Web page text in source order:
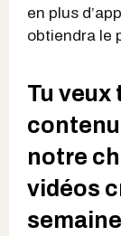
en plus
obtiendra le
Tu veux
contenu
notre
vidéos